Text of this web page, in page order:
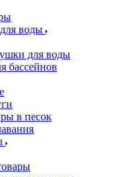
воды
для воды
бассейнов
в песок